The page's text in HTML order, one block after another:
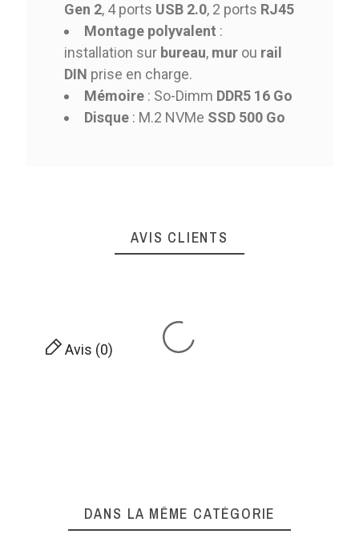
Gen 2, 4 ports USB 2.0, 2 ports RJ45
Montage polyvalent :
installation sur bureau, mur ou rail
DIN prise en charge.
Mémoire : So-Dimm DDR5 16 Go
Disque : M.2 NVMe SSD 500 Go
AVIS CLIENTS
Avis (0)
DANS LA MÊME CATÉGORIE